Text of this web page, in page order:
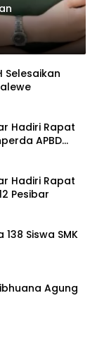
Selesaikan
Hadiri Rapat
APBD
Hadiri Rapat
Pesibar
Siswa SMK
Agung